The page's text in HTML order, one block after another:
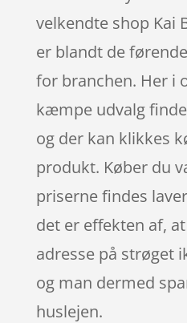
velkendte shop Kai
er blandt de
for branchen. Her i
kæmpe udvalg
og der kan klikkes
produkt. Køber du
priserne findes
det er effekten af,
adresse på strøget
og man dermed
huslejen.